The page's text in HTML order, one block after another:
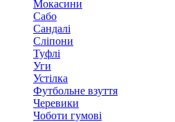
Мокасини
Сабо
Сандалі
Сліпони
Туфлі
Уги
Устілка
Футбольне взуття
Черевики
Чоботи гумові